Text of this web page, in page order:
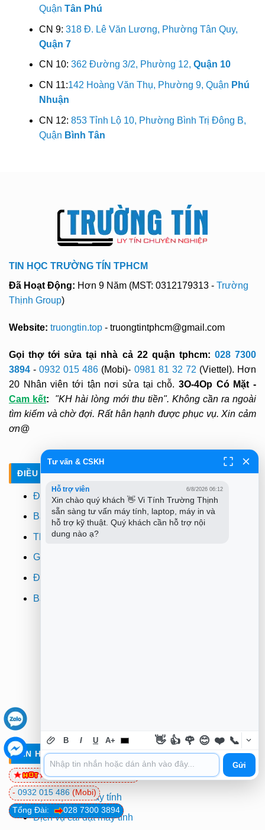
Quận Tân Phú
CN 9: 318 Đ. Lê Văn Lương, Phường Tân Quy,
Quận 7
CN 10: 362 Đường 3/2, Phường 12, Quận 10
CN 11:142 Hoàng Văn Thụ, Phường 9, Quận Phú
Nhuận
CN 12: 853 Tỉnh Lộ 10, Phường Bình Trị Đông B,
Quận Bình Tân
TIN HỌC TRƯỜNG TÍN TPHCM
Đã Hoạt Động: Hơn 9 Năm (MST: 0312179313 - Trường
Thịnh Group)
Website: truongtin.top - truongtintphcm@gmail.com
Gọi thợ tới sửa tại nhà cả 22 quận tphcm: 028 7300
3894-0932 015 486 (Mobi)- 0981 81 32 72 (Viettel). Hơn
20 Nhân viên tới tận nơi sửa tại chỗ. 3O-4Op Có Mặt -
Cam kết:
"KH hài lòng mới thu tiền". Không cần ra ngoài
tìm kiếm và chờ đợi. Rất hân hạnh được phục vụ. Xin cảm
ơn@
ĐIỀU KHOẢN - CHÍNH SÁCH
Điều khoản
Bảo mật
Thanh toán
Giao hàng
Đổi trả
Bảo hành
TIN HỌC TRƯỜNG TÍN TẠI TPHCM
Dịch vụ sửa laptop tận nơi
Dịch vụ sửa máy tính
Dịch vụ cài đặt máy tính
Tổng Đài: 028 7300 3894
- 0932 015 486 (Mobi)
0981 81 32 72(Viettel)
Tư vấn & CSKH
Hỗ trợ viên 6/8/2026 06:12
Xin chào quý khách 👋 Vi Tính Trường Thịnh
sẵn sàng tư vấn máy tính, laptop, máy in và
hỗ trợ kỹ thuật. Quý khách cần hỗ trợ nội
dung nào ạ?
B I U A+ 👋 👍 🌹 😊 ❤️ 📞
Gửi